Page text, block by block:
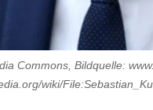
Commons, Bildquelle:
wiki/